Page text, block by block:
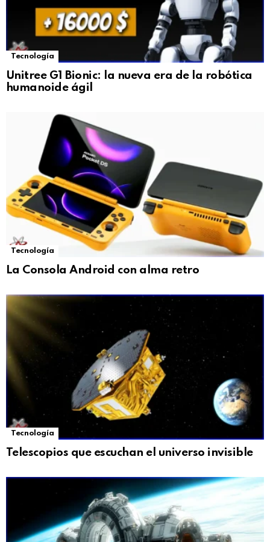
Tecnología
Unitree G1 Bionic: la nueva era de la robótica
humanoide ágil
Tecnología
La Consola Android con alma retro
Tecnología
Telescopios que escuchan el universo invisible